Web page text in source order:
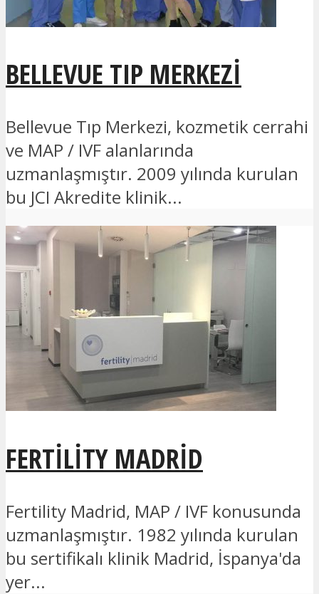
BELLEVUE TIP MERKEZI
Bellevue Tıp Merkezi, kozmetik cerrahi
ve MAP / IVF alanlarında
uzmanlaşmıştır. 2009 yılında kurulan
bu JCI Akredite klinik...
FERTILITY MADRID
Fertility Madrid, MAP / IVF konusunda
uzmanlaşmıştır. 1982 yılında kurulan
bu sertifikalı klinik Madrid, İspanya'da
yer...